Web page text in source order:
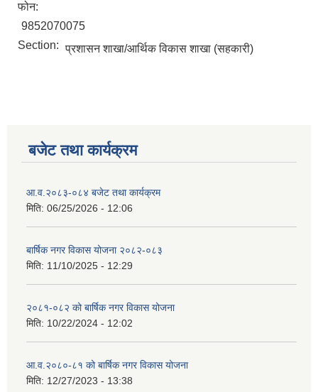
फोन:
9852070075
Section: प्रशासन शाखा/आर्थिक विकास शाखा (सहकारी)
बजेट तथा कार्यक्रम
आ.व.२०८३-०८४ बजेट तथा कार्यक्रम
मिति: 06/25/2026 - 12:06
बार्षिक नगर विकास योजना २०८२-०८३
मिति: 11/10/2025 - 12:29
२०८१-०८२ को बार्षिक नगर विकास योजना
मिति: 10/22/2024 - 12:02
आ.व.२०८०-८१ को बार्षिक नगर विकास योजना
मिति: 12/27/2023 - 13:38